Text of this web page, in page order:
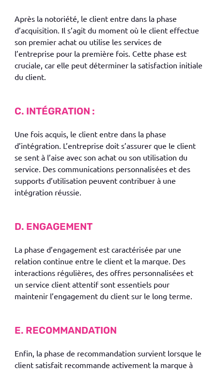
Après la notoriété, le client entre dans la phase
d’acquisition. Il s’agit du moment où le client effectue
son premier achat ou utilise les services de
l’entreprise pour la première fois. Cette phase est
cruciale, car elle peut déterminer la satisfaction initiale
du client.
C. INTÉGRATION :
Une fois acquis, le client entre dans la phase
d’intégration. L’entreprise doit s’assurer que le client
se sent à l’aise avec son achat ou son utilisation du
service. Des communications personnalisées et des
supports d’utilisation peuvent contribuer à une
intégration réussie.
D. ENGAGEMENT
La phase d’engagement est caractérisée par une
relation continue entre le client et la marque. Des
interactions régulières, des offres personnalisées et
un service client attentif sont essentiels pour
maintenir l’engagement du client sur le long terme.
E. RECOMMANDATION
Enfin, la phase de recommandation survient lorsque le
client satisfait recommande activement la marque à